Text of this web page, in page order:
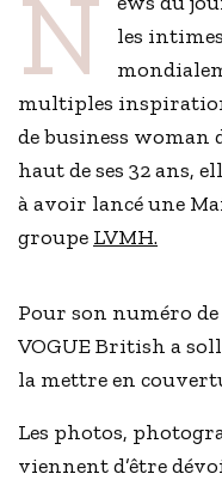
N
les
multiples
de business woman
haut de ses 32 ans,
à avoir lancé une
groupe LVMH.
Pour son numéro
VOGUE British a
la mettre en
Les photos,
viennent d’être